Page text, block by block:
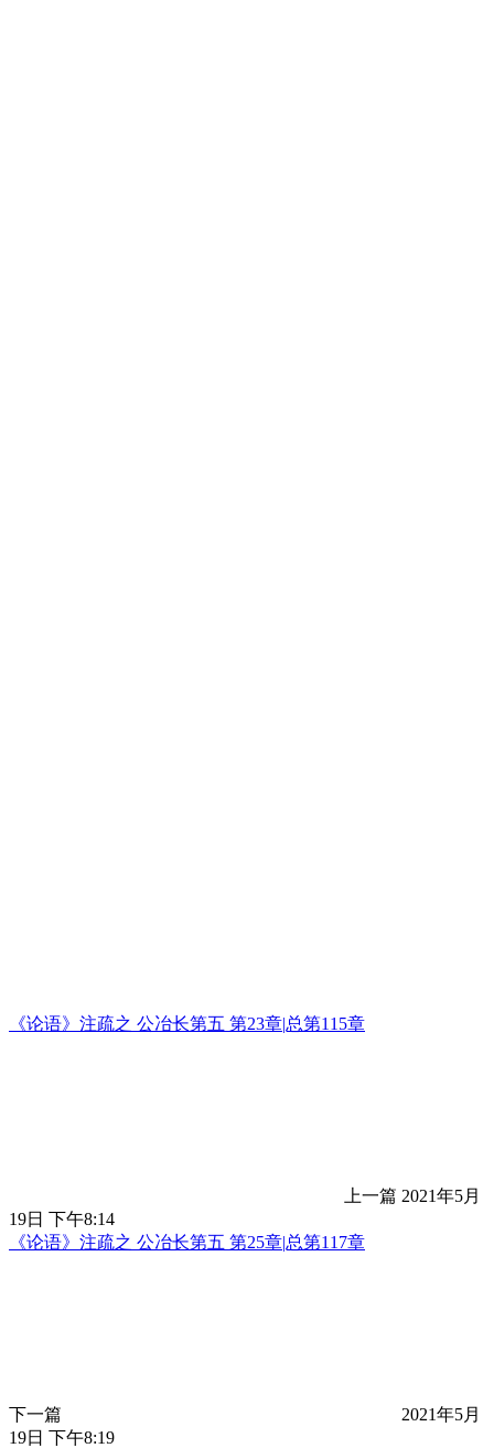
《论语》注疏之 公冶长第五 第23章|总第115章
上一篇 2021年5月
19日 下午8:14
《论语》注疏之 公冶长第五 第25章|总第117章
下一篇
2021年5月
19日 下午8:19